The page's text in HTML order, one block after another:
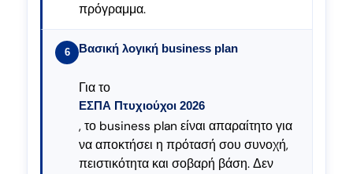
πρόγραμμα.
6 Βασική λογική business plan
Για το
ΕΣΠΑ Πτυχιούχοι 2026
, το business plan είναι απαραίτητο για
να αποκτήσει η πρότασή σου συνοχή,
πειστικότητα και σοβαρή βάση. Δεν